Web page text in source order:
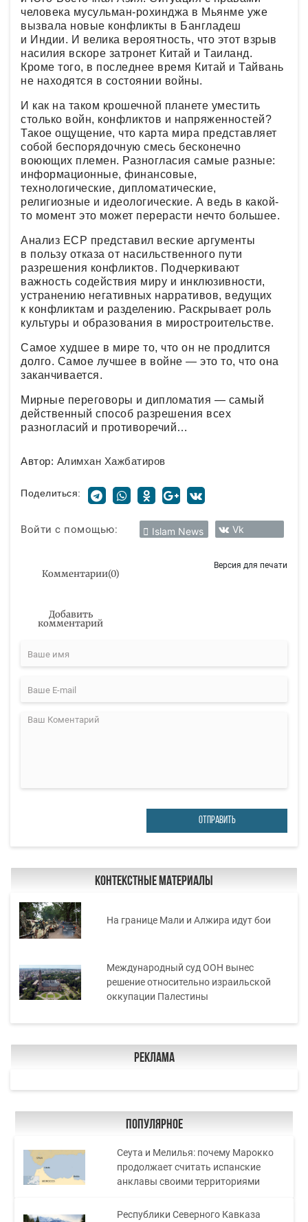
человека мусульман-рохинджа в Мьянме уже
вызвала новые конфликты в Бангладеш
и Индии. И велика вероятность, что этот взрыв
насилия вскоре затронет Китай и Таиланд.
Кроме того, в последнее время Китай и Тайвань
не находятся в состоянии войны.
И как на таком крошечной планете уместить
столько войн, конфликтов и напряженностей?
Такое ощущение, что карта мира представляет
собой беспорядочную смесь бесконечно
воюющих племен. Разногласия самые разные:
информационные, финансовые,
технологические, дипломатические,
религиозные и идеологические. А ведь в какой-
то момент это может перерасти нечто большее.
Анализ ECP представил веские аргументы
в пользу отказа от насильственного пути
разрешения конфликтов. Подчеркивают
важность содействия миру и инклюзивности,
устранению негативных нарративов, ведущих
к конфликтам и разделению. Раскрывает роль
культуры и образования в миростроительстве.
Самое худшее в мире то, что он не продлится
долго. Самое лучшее в войне — это то, что она
заканчивается.
Мирные переговоры и дипломатия — самый
действенный способ разрешения всех
разногласий и противоречий…
Автор: Алимхан Хажбатиров
Поделиться:
Войти с помощью: Islam News Vk
Комментарии(0)
Версия для печати
Добавить
комментарий
ОТПРАВИТЬ
Контекстные материалы
На границе Мали и Алжира идут бои
Международный суд ООН вынес
решение относительно израильской
оккупации Палестины
Реклама
Популярное
Сеута и Мелилья: почему Марокко
продолжает считать испанские
анклавы своими территориями
Республики Северного Кавказа